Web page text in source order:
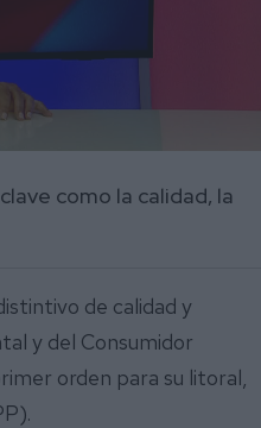
como la calidad, la
de calidad y
y del Consumidor
orden para su litoral,